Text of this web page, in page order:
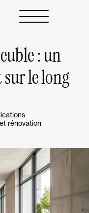
: un
le long
rénovation